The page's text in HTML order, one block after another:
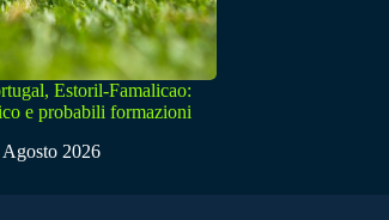
Estoril-Famalicao:
e probabili formazioni
Agosto 2026